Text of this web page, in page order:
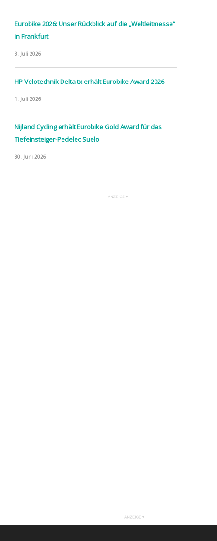
Eurobike 2026: Unser Rückblick auf die „Weltleitmesse“
in Frankfurt
3. Juli 2026
HP Velotechnik Delta tx erhält Eurobike Award 2026
1. Juli 2026
Nijland Cycling erhält Eurobike Gold Award für das
Tiefeinsteiger-Pedelec Suelo
30. Juni 2026